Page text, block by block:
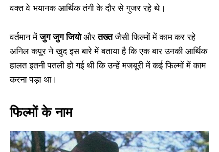
वक्त वे भयानक आर्थिक तंगी के दौर से गुजर रहे थे।
वर्तमान मेंजुग जुग जियोऔरतख्तजैसी फिल्मों में काम कर रहे
अनिल कपूर ने खुद इस बारे में बताया है कि एक बार उनकी आर्थिक
हालत इतनी पतली हो गई थी कि उन्हें मजबूरी में कई फिल्मों में काम
करना पड़ा था।
फिल्मों के नाम